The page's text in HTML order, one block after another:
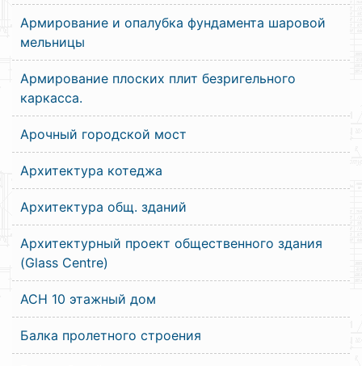
Армирование и опалубка фундамента шаровой
мельницы
Армирование плоских плит безригельного
каркасса.
Арочный городской мост
Архитектура котеджа
Архитектура общ. зданий
Архитектурный проект общественного здания
(Glass Centre)
АСН 10 этажный дом
Балка пролетного строения